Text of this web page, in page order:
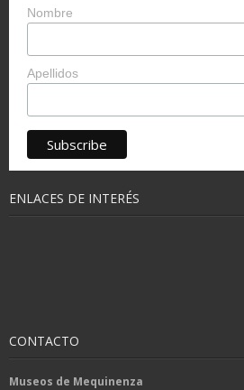
Nombre
Apellidos
ENLACES DE INTERÉS
CONTACTO
Museos de Mequinenza